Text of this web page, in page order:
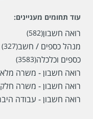
עוד תחומים מעניינים:
רואה חשבון(582)
מנהל כספים / חשב(327)
כספים וכלכלה(3583)
רואה חשבון - משרה
רואה חשבון - משרה
רואה חשבון - עבודה